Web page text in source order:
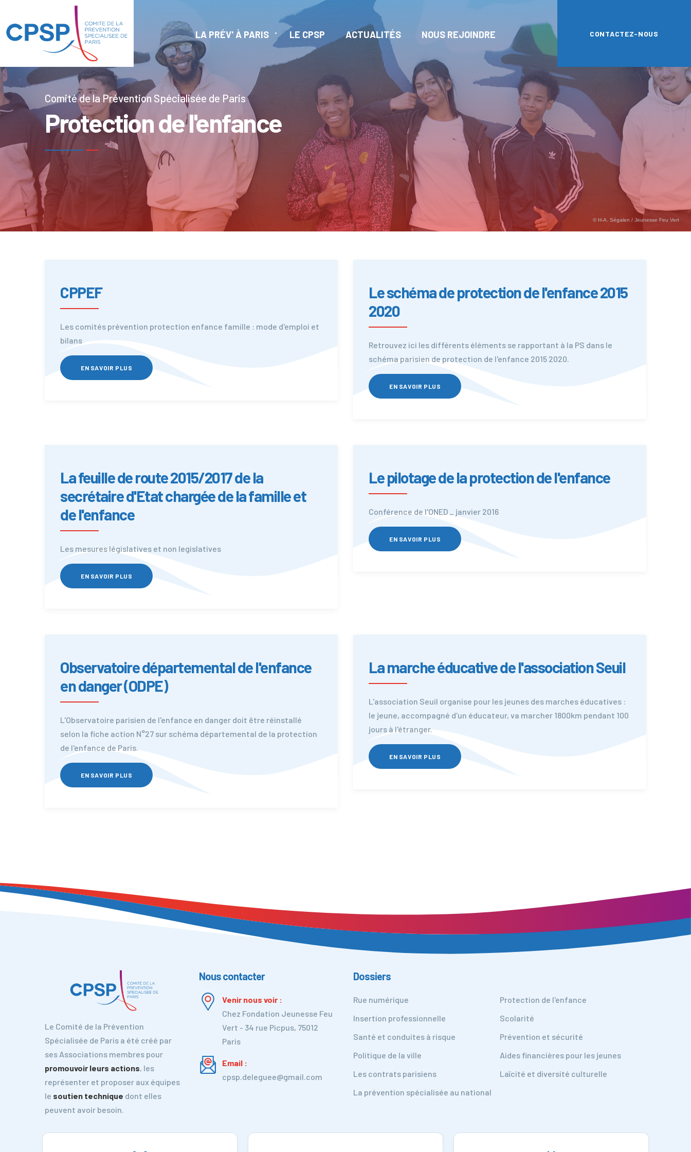
Panneau de gestion des cookies
LA PRÉV' À PARIS LE CPSP ACTUALITÉS NOUS REJOINDRE CONTACTEZ-NOUS
Comité de la Prévention Spécialisée de Paris
Protection de l'enfance
© H-A. Ségalen / Jeunesse Feu Vert
CPPEF
Les comités prévention protection enfance famille : mode d'emploi et
bilans
EN SAVOIR PLUS
Le schéma de protection de l'enfance 2015
2020
Retrouvez ici les différents éléments se rapportant à la PS dans le
schéma parisien de protection de l'enfance 2015 2020.
EN SAVOIR PLUS
La feuille de route 2015/2017 de la
secrétaire d'Etat chargée de la famille et
de l'enfance
Les mesures législatives et non legislatives
EN SAVOIR PLUS
Le pilotage de la protection de l'enfance
Conférence de l'ONED _ janvier 2016
EN SAVOIR PLUS
Observatoire départemental de l'enfance
en danger (ODPE)
L'Observatoire parisien de l'enfance en danger doit être réinstallé
selon la fiche action N°27 sur schéma départemental de la protection
de l'enfance de Paris.
EN SAVOIR PLUS
La marche éducative de l'association Seuil
L'association Seuil organise pour les jeunes des marches éducatives :
le jeune, accompagné d'un éducateur, va marcher 1800km pendant 100
jours à l'étranger.
EN SAVOIR PLUS
Le Comité de la Prévention
Spécialisée de Paris a été créé par
ses Associations membres pour
promouvoir leurs actions, les
représenter et proposer aux équipes
le soutien technique dont elles
peuvent avoir besoin.
Nous contacter
Venir nous voir :
Chez Fondation Jeunesse Feu
Vert - 34 rue Picpus, 75012
Paris
Email :
cpsp.deleguee@gmail.com
Dossiers
Rue numérique
Protection de l'enfance
Insertion professionnelle
Scolarité
Santé et conduites à risque
Prévention et sécurité
Politique de la ville
Aides financières pour les jeunes
Les contrats parisiens
Laïcité et diversité culturelle
La prévention spécialisée au national